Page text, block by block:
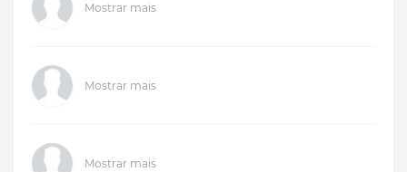
Mostrar mais
Mostrar mais
Mostrar mais